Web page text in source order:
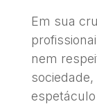
Em sua
nem